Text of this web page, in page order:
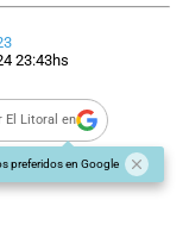
23:43hs
El Litoral en
preferidos en Google